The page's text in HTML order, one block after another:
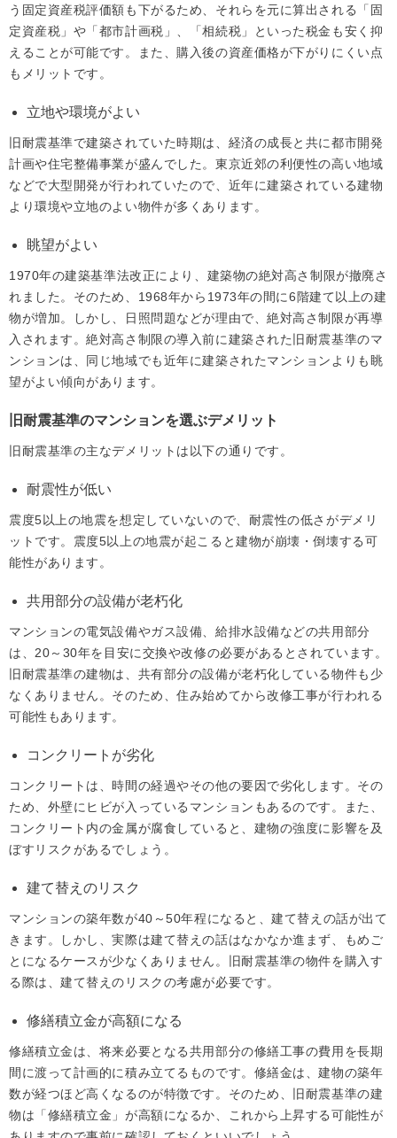
う固定資産税評価額も下がるため、それらを元に算出される「固
定資産税」や「都市計画税」、「相続税」といった税金も安く抑
えることが可能です。また、購入後の資産価格が下がりにくい点
もメリットです。
立地や環境がよい
旧耐震基準で建築されていた時期は、経済の成長と共に都市開発
計画や住宅整備事業が盛んでした。東京近郊の利便性の高い地域
などで大型開発が行われていたので、近年に建築されている建物
より環境や立地のよい物件が多くあります。
眺望がよい
1970年の建築基準法改正により、建築物の絶対高さ制限が撤廃さ
れました。そのため、1968年から1973年の間に6階建て以上の建
物が増加。しかし、日照問題などが理由で、絶対高さ制限が再導
入されます。絶対高さ制限の導入前に建築された旧耐震基準のマ
ンションは、同じ地域でも近年に建築されたマンションよりも眺
望がよい傾向があります。
旧耐震基準のマンションを選ぶデメリット
旧耐震基準の主なデメリットは以下の通りです。
耐震性が低い
震度5以上の地震を想定していないので、耐震性の低さがデメリ
ットです。震度5以上の地震が起こると建物が崩壊・倒壊する可
能性があります。
共用部分の設備が老朽化
マンションの電気設備やガス設備、給排水設備などの共用部分
は、20～30年を目安に交換や改修の必要があるとされています。
旧耐震基準の建物は、共有部分の設備が老朽化している物件も少
なくありません。そのため、住み始めてから改修工事が行われる
可能性もあります。
コンクリートが劣化
コンクリートは、時間の経過やその他の要因で劣化します。その
ため、外壁にヒビが入っているマンションもあるのです。また、
コンクリート内の金属が腐食していると、建物の強度に影響を及
ぼすリスクがあるでしょう。
建て替えのリスク
マンションの築年数が40～50年程になると、建て替えの話が出て
きます。しかし、実際は建て替えの話はなかなか進まず、もめご
とになるケースが少なくありません。旧耐震基準の物件を購入す
る際は、建て替えのリスクの考慮が必要です。
修繕積立金が高額になる
修繕積立金は、将来必要となる共用部分の修繕工事の費用を長期
間に渡って計画的に積み立てるものです。修繕金は、建物の築年
数が経つほど高くなるのが特徴です。そのため、旧耐震基準の建
物は「修繕積立金」が高額になるか、これから上昇する可能性が